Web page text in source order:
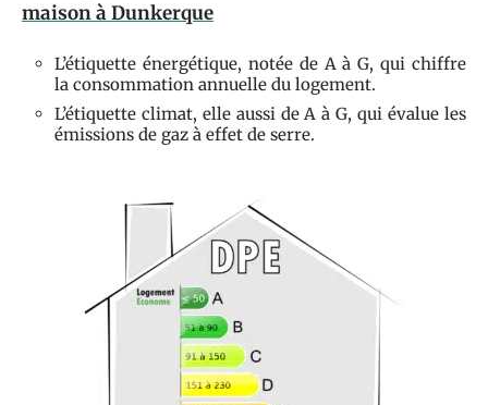
maison à Dunkerque
L’étiquette énergétique, notée de A à G, qui chiffre
la consommation annuelle du logement.
L’étiquette climat, elle aussi de A à G, qui évalue les
émissions de gaz à effet de serre.